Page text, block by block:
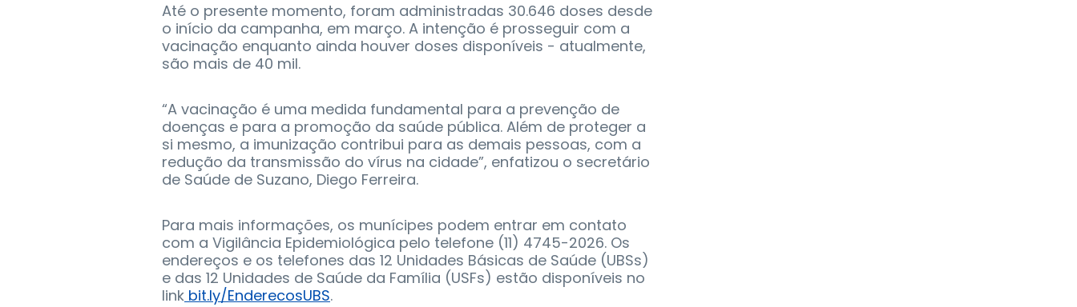
Até o presente momento, foram administradas 30.646 doses desde
o início da campanha, em março. A intenção é prosseguir com a
vacinação enquanto ainda houver doses disponíveis - atualmente,
são mais de 40 mil.
“A vacinação é uma medida fundamental para a prevenção de
doenças e para a promoção da saúde pública. Além de proteger a
si mesmo, a imunização contribui para as demais pessoas, com a
redução da transmissão do vírus na cidade”, enfatizou o secretário
de Saúde de Suzano, Diego Ferreira.
Para mais informações, os munícipes podem entrar em contato
com a Vigilância Epidemiológica pelo telefone (11) 4745-2026. Os
endereços e os telefones das 12 Unidades Básicas de Saúde (UBSs)
e das 12 Unidades de Saúde da Família (USFs) estão disponíveis no
link bit.ly/EnderecosUBS.